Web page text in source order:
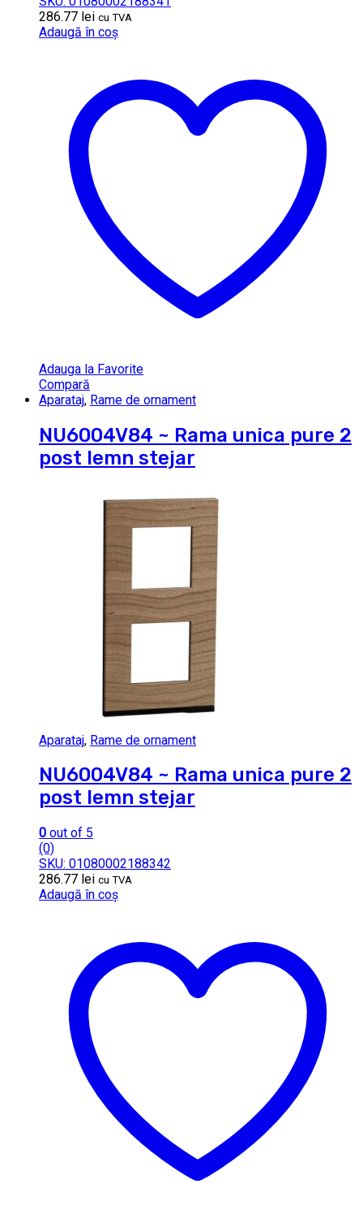
286.77 lei cu TVA
Adaugă în coș
Adauga la Favorite
Compară
Aparataj, Rame de ornament
NU6004V84 ~ Rama unica pure 2
post lemn stejar
Aparataj, Rame de ornament
NU6004V84 ~ Rama unica pure 2
post lemn stejar
0 out of 5
(0)
SKU: 01080002188342
286.77 lei cu TVA
Adaugă în coș